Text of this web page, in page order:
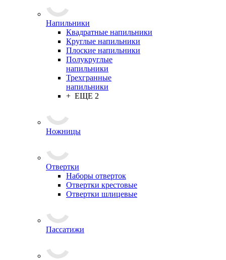
Напильники
Квадратные напильники
Круглые напильники
Плоские напильники
Полукруглые
напильники
Трехгранные
напильники
+ ЕЩЕ 2
Ножницы
Отвертки
Наборы отверток
Отвертки крестовые
Отвертки шлицевые
Пассатижи